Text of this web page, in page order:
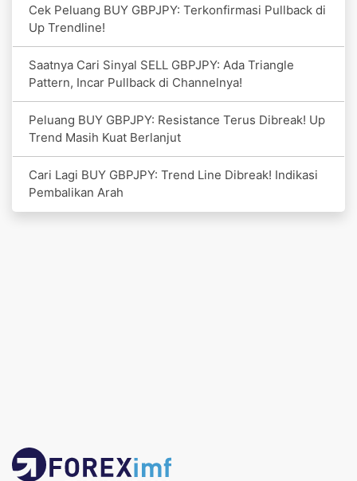
Cek Peluang BUY GBPJPY: Terkonfirmasi Pullback di
Up Trendline!
Saatnya Cari Sinyal SELL GBPJPY: Ada Triangle
Pattern, Incar Pullback di Channelnya!
Peluang BUY GBPJPY: Resistance Terus Dibreak! Up
Trend Masih Kuat Berlanjut
Cari Lagi BUY GBPJPY: Trend Line Dibreak! Indikasi
Pembalikan Arah